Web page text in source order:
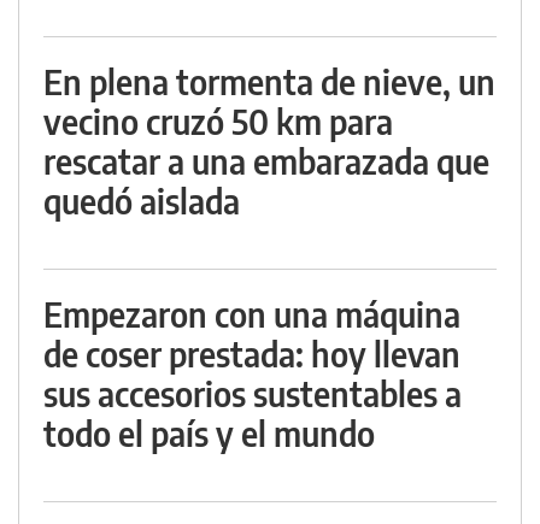
En plena tormenta de nieve, un
vecino cruzó 50 km para
rescatar a una embarazada que
quedó aislada
Empezaron con una máquina
de coser prestada: hoy llevan
sus accesorios sustentables a
todo el país y el mundo